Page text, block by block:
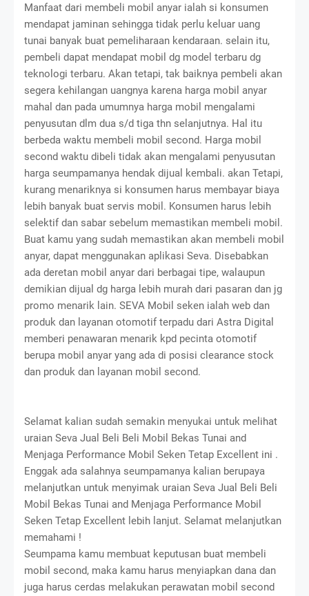
Manfaat dari membeli mobil anyar ialah si konsumen
mendapat jaminan sehingga tidak perlu keluar uang
tunai banyak buat pemeliharaan kendaraan. selain itu,
pembeli dapat mendapat mobil dg model terbaru dg
teknologi terbaru. Akan tetapi, tak baiknya pembeli akan
segera kehilangan uangnya karena harga mobil anyar
mahal dan pada umumnya harga mobil mengalami
penyusutan dlm dua s/d tiga thn selanjutnya. Hal itu
berbeda waktu membeli mobil second. Harga mobil
second waktu dibeli tidak akan mengalami penyusutan
harga seumpamanya hendak dijual kembali. akan Tetapi,
kurang menariknya si konsumen harus membayar biaya
lebih banyak buat servis mobil. Konsumen harus lebih
selektif dan sabar sebelum memastikan membeli mobil.
Buat kamu yang sudah memastikan akan membeli mobil
anyar, dapat menggunakan aplikasi Seva. Disebabkan
ada deretan mobil anyar dari berbagai tipe, walaupun
demikian dijual dg harga lebih murah dari pasaran dan jg
promo menarik lain. SEVA Mobil seken ialah web dan
produk dan layanan otomotif terpadu dari Astra Digital
memberi penawaran menarik kpd pecinta otomotif
berupa mobil anyar yang ada di posisi clearance stock
dan produk dan layanan mobil second.
Selamat kalian sudah semakin menyukai untuk melihat
uraian Seva Jual Beli Beli Mobil Bekas Tunai and
Menjaga Performance Mobil Seken Tetap Excellent ini .
Enggak ada salahnya seumpamanya kalian berupaya
melanjutkan untuk menyimak uraian Seva Jual Beli Beli
Mobil Bekas Tunai and Menjaga Performance Mobil
Seken Tetap Excellent lebih lanjut. Selamat melanjutkan
memahami !
Seumpama kamu membuat keputusan buat membeli
mobil second, maka kamu harus menyiapkan dana dan
juga harus cerdas melakukan perawatan mobil second